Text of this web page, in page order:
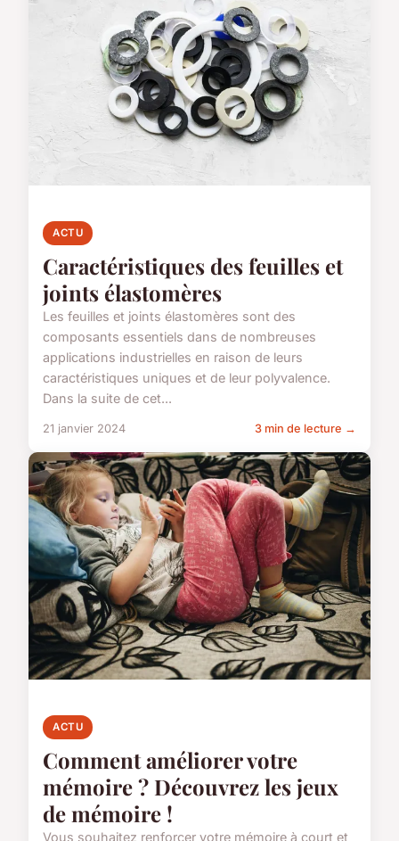
ACTU
Caractéristiques des feuilles et
joints élastomères
Les feuilles et joints élastomères sont des
composants essentiels dans de nombreuses
applications industrielles en raison de leurs
caractéristiques uniques et de leur polyvalence.
Dans la suite de cet...
21 janvier 2024 3 min de lecture →
ACTU
Comment améliorer votre
mémoire ? Découvrez les jeux
de mémoire !
Vous souhaitez renforcer votre mémoire à court et